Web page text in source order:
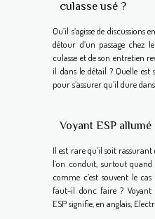
culasse usé ?
Qu’il s’agisse de
détour d’un passage chez
culasse et de son entretien
il dans le détail ? Quelle
pour s’assurer qu’il dure dans
Voyant ESP
Il est rare qu’il soit
l’on conduit, surtout
comme c’est souvent le
faut-il donc faire ? Voyant
ESP signifie, en anglais,